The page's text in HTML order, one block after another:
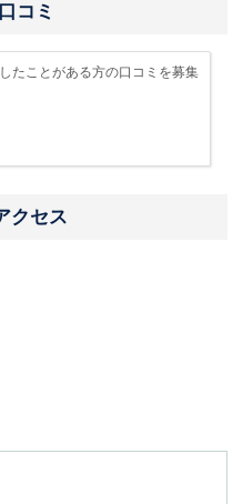
コミ
たことがある方の口コミを募集
クセス